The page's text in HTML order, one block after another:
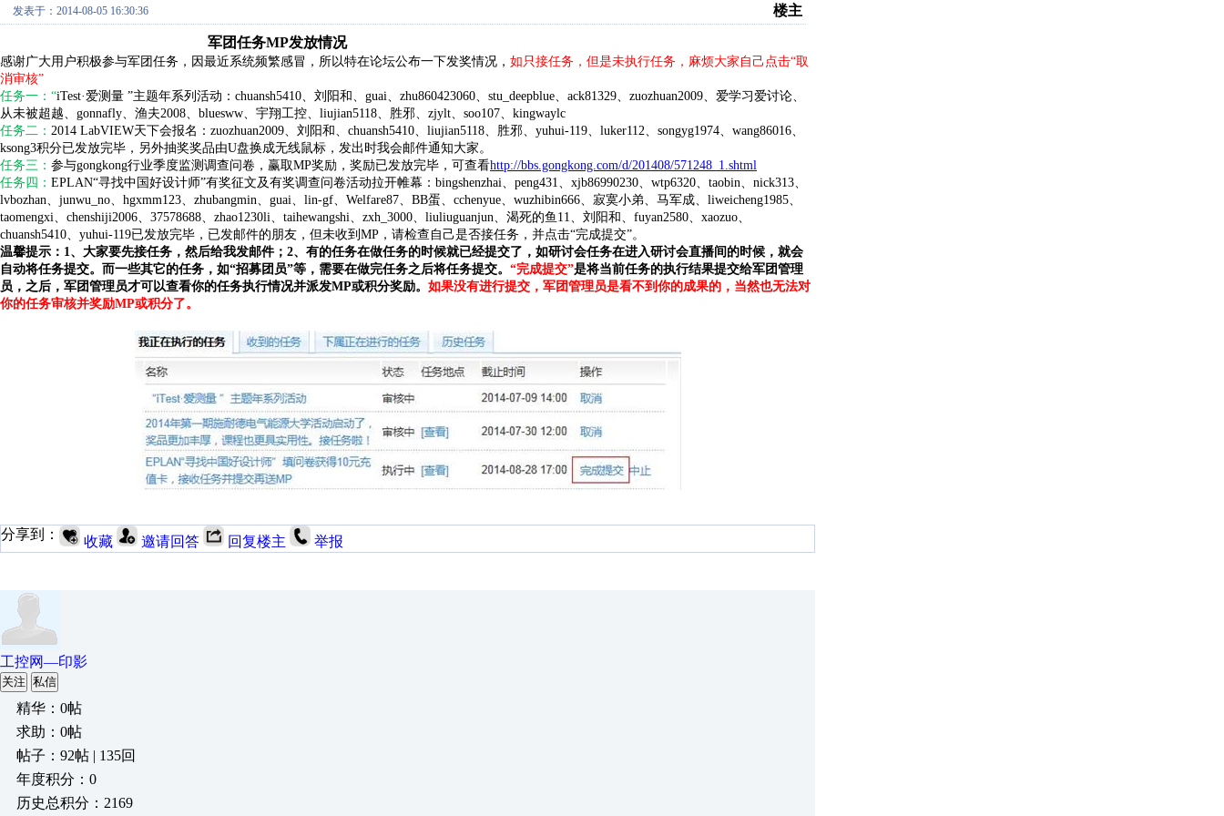
发表于：2014-08-05 16:30:36 楼主
军团任务MP发放情况
感谢广大用户积极参与军团任务，因最近系统频繁感冒，所以特在论坛公布一下发奖情况， 如只接任务，但是未执行任务，麻烦大家自己点击“取
消审核”
任务一：“iTest·爱测量 ”主题年系列活动：chuansh5410、刘阳和、guai、zhu860423060、stu_deepblue、ack81329、zuozhuan2009、爱学习爱讨论、
从未被超越、gonnafly、渔夫2008、bluesww、宇翔工控、liujian5118、胜邪、zjylt、soo107、kingwaylc
任务二： 2014 LabVIEW天下会报名：zuozhuan2009、刘阳和、chuansh5410、liujian5118、胜邪、yuhui-119、luker112、songyg1974、wang86016、
ksong3积分已发放完毕，另外抽奖奖品由U盘换成无线鼠标，发出时我会邮件通知大家。
任务三： 参与gongkong行业季度监测调查问卷，赢取MP奖励，奖励已发放完毕，可查看http://bbs.gongkong.com/d/201408/571248_1.shtml
任务四： EPLAN“寻找中国好设计师”有奖征文及有奖调查问卷活动拉开帷幕：bingshenzhai、peng431、xjb86990230、wtp6320、taobin、nick313、
lvbozhan、junwu_no、hgxmm123、zhubangmin、guai、lin-gf、Welfare87、BB蛋、cchenyue、wuzhibin666、寂寞小弟、马军成、liweicheng1985、
taomengxi、chenshiji2006、37578688、zhao1230li、taihewangshi、zxh_3000、liuliuguanjun、渴死的鱼11、刘阳和、fuyan2580、xaozuo、
chuansh5410、yuhui-119已发放完毕，已发邮件的朋友，但未收到MP，请检查自己是否接任务，并点击“完成提交”。
温馨提示：1、大家要先接任务，然后给我发邮件；2、有的任务在做任务的时候就已经提交了，如研讨会任务在进入研讨会直播间的时候，就会
自动将任务提交。而一些其它的任务，如“招募团员”等，需要在做完任务之后将任务提交。 “完成提交”是将当前任务的执行结果提交给军团管理
员，之后，军团管理员才可以查看你的任务执行情况并派发MP或积分奖励。 如果没有进行提交，军团管理员是看不到你的成果的，当然也无法对
你的任务审核并奖励MP或积分了。
分享到： 收藏 邀请回答 回复楼主 举报
工控网—印影
关注 私信
精华：0帖
求助：0帖
帖子：92帖 | 135回
年度积分：0
历史总积分：2169